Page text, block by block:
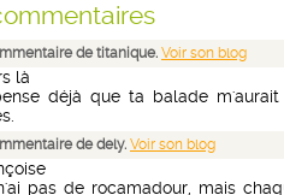
de titanique. Voir son blog
là
déjà que ta balade
de dely. Voir son blog
pas de rocamadour, mais